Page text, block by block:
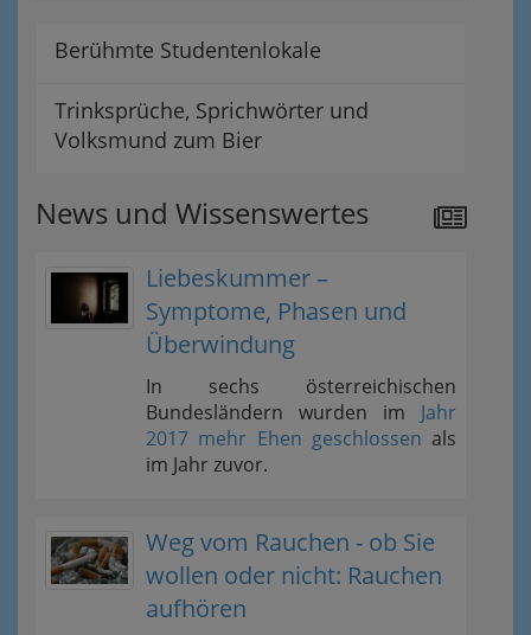
Berühmte Studentenlokale
Trinksprüche, Sprichwörter und
Volksmund zum Bier
News und Wissenswertes
Liebeskummer –
Symptome, Phasen und
Überwindung
In sechs österreichischen
Bundesländern wurden im Jahr
2017 mehr Ehen geschlossen als
im Jahr zuvor.
Weg vom Rauchen - ob Sie
wollen oder nicht: Rauchen
aufhören